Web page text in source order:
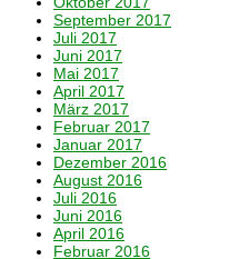
September 2017
Juli 2017
Juni 2017
Mai 2017
April 2017
März 2017
Februar 2017
Januar 2017
Dezember 2016
August 2016
Juli 2016
Juni 2016
April 2016
Februar 2016